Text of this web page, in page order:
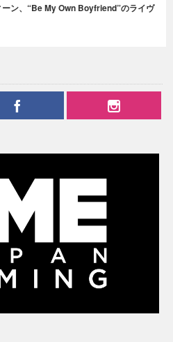
ン、“Be My Own Boyfriend”のライヴ